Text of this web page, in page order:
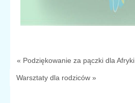
« Podziękowanie za pączki dla Afryki
Warsztaty dla rodziców »